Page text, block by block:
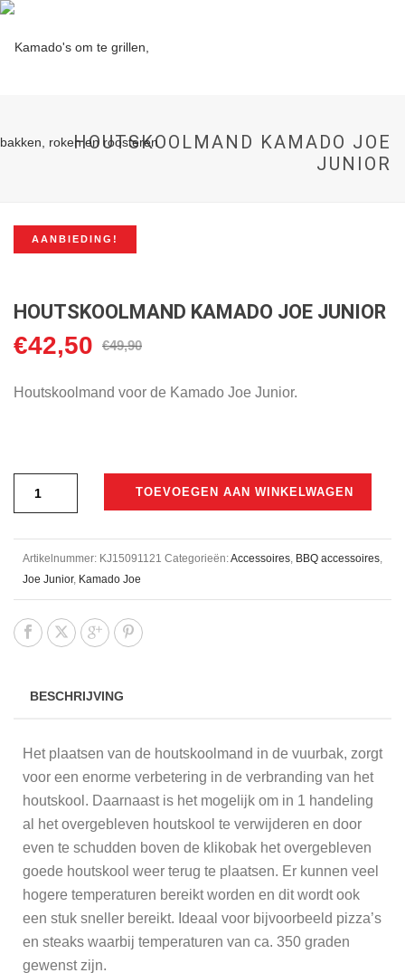
HOUTSKOOLMAND KAMADO JOE
JUNIOR
AANBIEDING!
HOUTSKOOLMAND KAMADO JOE JUNIOR
€49,90
Oorspronkelijke
was:
€42,50 Huidige
is:
Houtskoolmand voor de Kamado Joe Junior.
TOEVOEGEN AAN WINKELWAGEN
Artikelnummer: KJ15091121 Categorieën:Accessoires, BBQ accessoires,
Joe Junior, Kamado Joe
BESCHRIJVING
Het plaatsen van de houtskoolmand in de vuurbak, zorgt
voor een enorme verbetering in de verbranding van het
houtskool. Daarnaast is het mogelijk om in 1 handeling
al het overgebleven houtskool te verwijderen en door
even te schudden boven de klikobak het overgebleven
goede houtskool weer terug te plaatsen. Er kunnen veel
hogere temperaturen bereikt worden en dit wordt ook
een stuk sneller bereikt. Ideaal voor bijvoorbeeld pizza’s
en steaks waarbij temperaturen van ca. 350 graden
gewenst zijn.